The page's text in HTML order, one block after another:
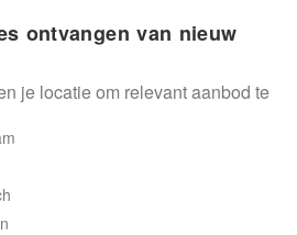
Huurflits
ontvangen van nieuw
je locatie om relevant aanbod te